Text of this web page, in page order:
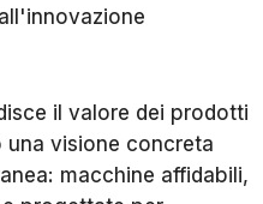
il valore dei prodotti
una visione concreta
macchine affidabili,